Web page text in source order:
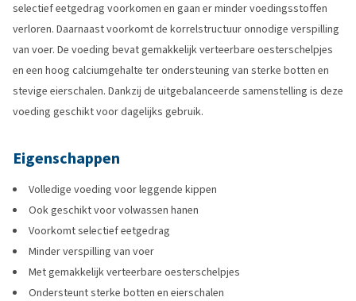
selectief eetgedrag voorkomen en gaan er minder voedingsstoffen
verloren. Daarnaast voorkomt de korrelstructuur onnodige verspilling
van voer. De voeding bevat gemakkelijk verteerbare oesterschelpjes
en een hoog calciumgehalte ter ondersteuning van sterke botten en
stevige eierschalen. Dankzij de uitgebalanceerde samenstelling is deze
voeding geschikt voor dagelijks gebruik.
Eigenschappen
Volledige voeding voor leggende kippen
Ook geschikt voor volwassen hanen
Voorkomt selectief eetgedrag
Minder verspilling van voer
Met gemakkelijk verteerbare oesterschelpjes
Ondersteunt sterke botten en eierschalen